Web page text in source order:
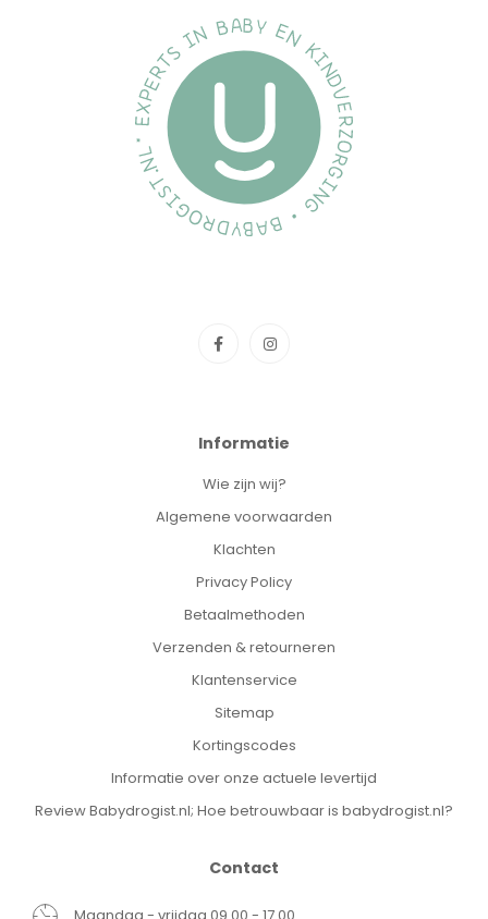
Informatie
Wie zijn wij?
Algemene voorwaarden
Klachten
Privacy Policy
Betaalmethoden
Verzenden & retourneren
Klantenservice
Sitemap
Kortingscodes
Informatie over onze actuele levertijd
Review Babydrogist.nl; Hoe betrouwbaar is babydrogist.nl?
Contact